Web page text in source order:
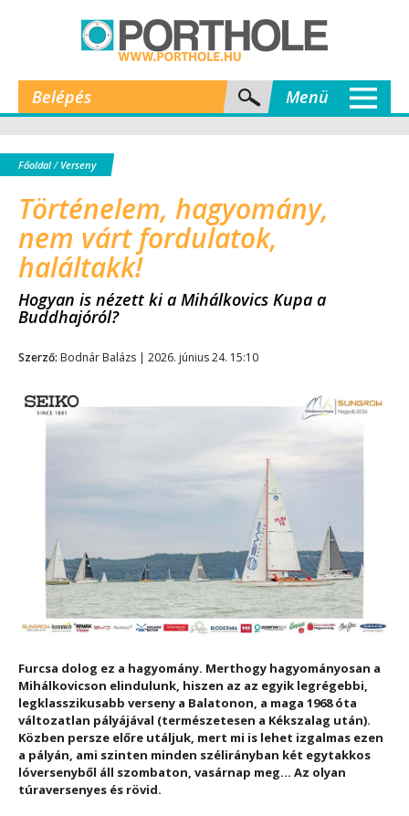
Belépés Menü
Főoldal/ Verseny
Történelem, hagyomány,
nem várt fordulatok,
haláltakk!
Hogyan is nézett ki a Mihálkovics Kupa a
Buddhajóról?
Szerző: Bodnár Balázs | 2026. június 24. 15:10
Furcsa dolog ez a hagyomány. Merthogy hagyományosan a
Mihálkovicson elindulunk, hiszen az az egyik legrégebbi,
legklasszikusabb verseny a Balatonon, a maga 1968 óta
változatlan pályájával (természetesen a Kékszalag után).
Közben persze előre utáljuk, mert mi is lehet izgalmas ezen
a pályán, ami szinten minden szélirányban két egytakkos
lóversenyből áll szombaton, vasárnap meg… Az olyan
túraversenyes és rövid.